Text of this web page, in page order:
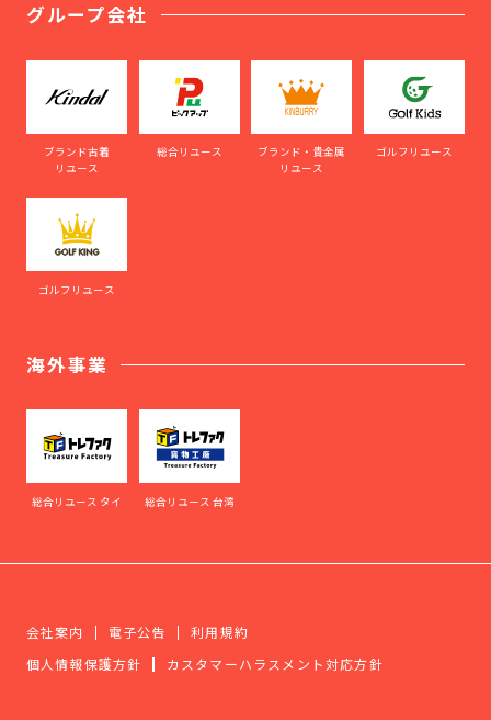
グループ会社
ブランド古着
リユース
総合リユース
ブランド・貴金属
リユース
ゴルフリユース
ゴルフリユース
海外事業
総合リユース タイ 総合リユース 台湾
会社案内 電子公告
利用規約
個人情報保護方針
カスタマーハラスメント対応方針